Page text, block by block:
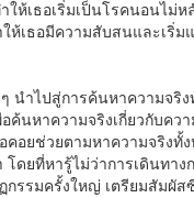
ให้เธอเริ่มเป็นโรคนอนไม่ห
ห้เธอมีความสับสนและเริ่ม
ไปสู่การค้นหาความจริง
อค้นหาความจริงเกี่ยวกับคว
อคอยช่วยตามหาความจริง
โดยที่หารู้ไม่ว่าการเดินทา
รรมครั้งใหญ่ เตรียมสัมผัส